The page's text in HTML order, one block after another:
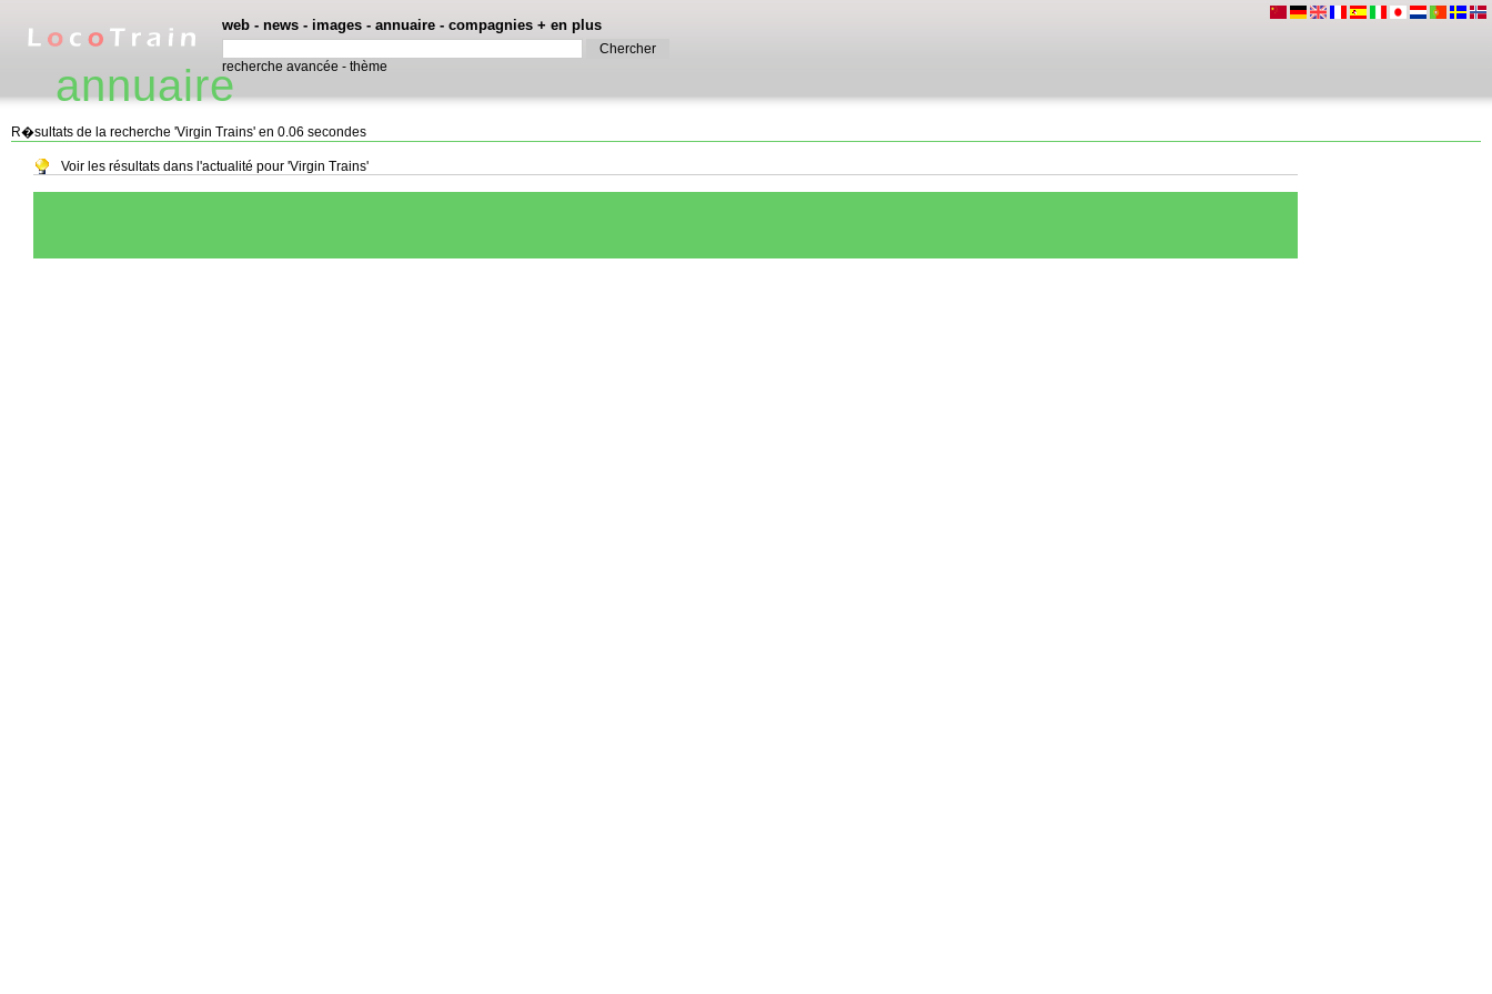
annuaire
web - news - images - annuaire - compagnies + en plus
recherche avancée - thème
R�sultats de la recherche 'Virgin Trains' en 0.06 secondes
Voir les résultats dans l'actualité pour 'Virgin Trains'